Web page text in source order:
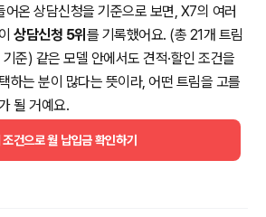
어온 상담신청을 기준으로 보면, X7의 여러
상담신청 5위 를 기록했어요. (총 21개 트림
준) 같은 모델 안에서도 견적·할인 조건을
하는 분이 많다는 뜻이라, 어떤 트림을 고를
될 거예요.
조건으로 월 납입금 확인하기